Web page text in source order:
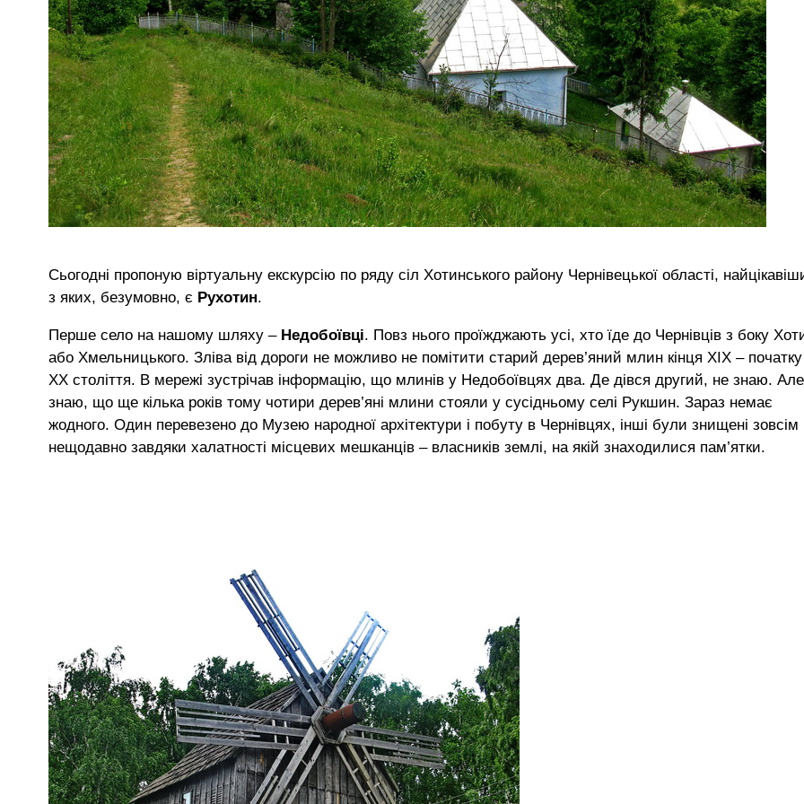
Сьогодні пропоную віртуальну екскурсію по ряду сіл Хотинського району Чернівецької області,
з яких, безумовно, є Рухотин.
Перше село на нашому шляху – Недобоївці. Повз нього проїжджають усі, хто їде до Чернівців з боку
або Хмельницького. Зліва від дороги не можливо не помітити старий дерев’яний млин кінця ХІХ – початку
ХХ століття. В мережі зустрічав інформацію, що млинів у Недобоївцях два. Де дівся другий, не знаю.
знаю, що ще кілька років тому чотири дерев’яні млини стояли у сусідньому селі Рукшин. Зараз немає
жодного. Один перевезено до Музею народної архітектури і побуту в Чернівцях, інші були знищені зовсім
нещодавно завдяки халатності місцевих мешканців – власників землі, на якій знаходилися пам’ятки.